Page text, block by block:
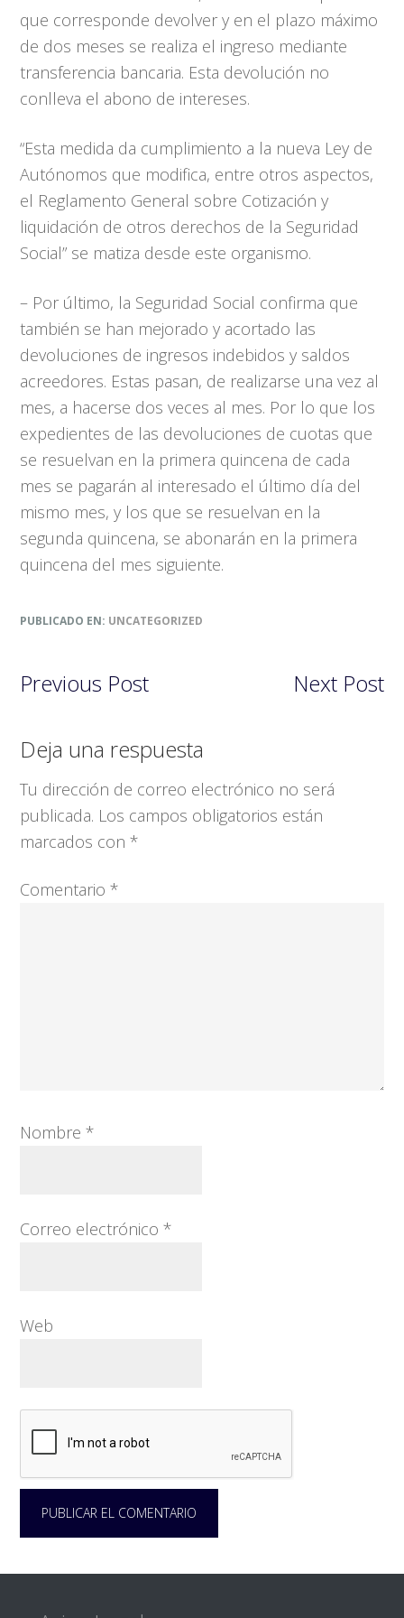
que corresponde devolver y en el plazo máximo
de dos meses se realiza el ingreso mediante
transferencia bancaria. Esta devolución no
conlleva el abono de intereses.
“Esta medida da cumplimiento a la nueva Ley de
Autónomos que modifica, entre otros aspectos,
el Reglamento General sobre Cotización y
liquidación de otros derechos de la Seguridad
Social” se matiza desde este organismo.
– Por último, la Seguridad Social confirma que
también se han mejorado y acortado las
devoluciones de ingresos indebidos y saldos
acreedores. Estas pasan, de realizarse una vez al
mes, a hacerse dos veces al mes. Por lo que los
expedientes de las devoluciones de cuotas que
se resuelvan en la primera quincena de cada
mes se pagarán al interesado el último día del
mismo mes, y los que se resuelvan en la
segunda quincena, se abonarán en la primera
quincena del mes siguiente.
PUBLICADO EN: UNCATEGORIZED
Previous Post Next Post
Interacciones
con
los
lectores
Deja una respuesta
Tu dirección de correo electrónico no será
publicada. Los campos obligatorios están
marcados con*
Comentario*
Nombre*
Correo electrónico*
Web